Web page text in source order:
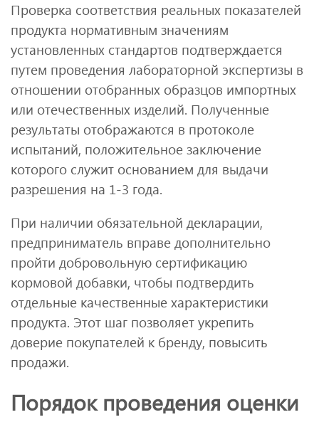
Проверка соответствия реальных показателей
продукта нормативным значениям
установленных стандартов подтверждается
путем проведения лабораторной экспертизы в
отношении отобранных образцов импортных
или отечественных изделий. Полученные
результаты отображаются в протоколе
испытаний, положительное заключение
которого служит основанием для выдачи
разрешения на 1-3 года.
При наличии обязательной декларации,
предприниматель вправе дополнительно
пройти добровольную сертификацию
кормовой добавки, чтобы подтвердить
отдельные качественные характеристики
продукта. Этот шаг позволяет укрепить
доверие покупателей к бренду, повысить
продажи.
Порядок проведения оценки